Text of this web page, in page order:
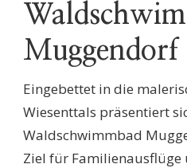
Muggendorf
Eingebettet in die
Wiesenttals präsentiert
Waldschwimmbad
Ziel für Familienausflüge